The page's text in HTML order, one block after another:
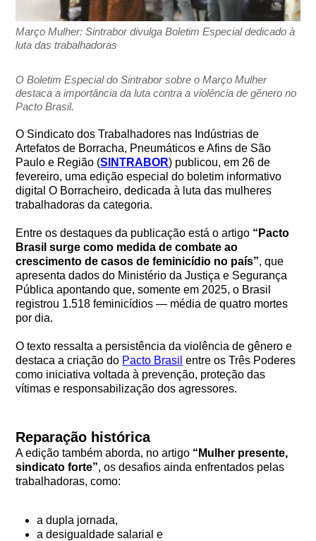
Março Mulher: Sintrabor divulga Boletim Especial dedicado à
luta das trabalhadoras
O Boletim Especial do Sintrabor sobre o Março Mulher
destaca a importância da luta contra a violência de gênero no
Pacto Brasil.
O Sindicato dos Trabalhadores nas Indústrias de
Artefatos de Borracha, Pneumáticos e Afins de São
Paulo e Região (SINTRABOR) publicou, em 26 de
fevereiro, uma edição especial do boletim informativo
digital O Borracheiro, dedicada à luta das mulheres
trabalhadoras da categoria.
Entre os destaques da publicação está o artigo “Pacto
Brasil surge como medida de combate ao
crescimento de casos de feminicídio no país”, que
apresenta dados do Ministério da Justiça e Segurança
Pública apontando que, somente em 2025, o Brasil
registrou 1.518 feminicídios — média de quatro mortes
por dia.
O texto ressalta a persistência da violência de gênero e
destaca a criação do Pacto Brasil entre os Três Poderes
como iniciativa voltada à prevenção, proteção das
vítimas e responsabilização dos agressores.
Reparação histórica
A edição também aborda, no artigo “Mulher presente,
sindicato forte”, os desafios ainda enfrentados pelas
trabalhadoras, como:
a dupla jornada,
a desigualdade salarial e